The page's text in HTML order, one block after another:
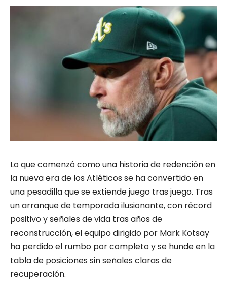
Lo que comenzó como una historia de redención en
la nueva era de los Atléticos se ha convertido en
una pesadilla que se extiende juego tras juego. Tras
un arranque de temporada ilusionante, con récord
positivo y señales de vida tras años de
reconstrucción, el equipo dirigido por Mark Kotsay
ha perdido el rumbo por completo y se hunde en la
tabla de posiciones sin señales claras de
recuperación.